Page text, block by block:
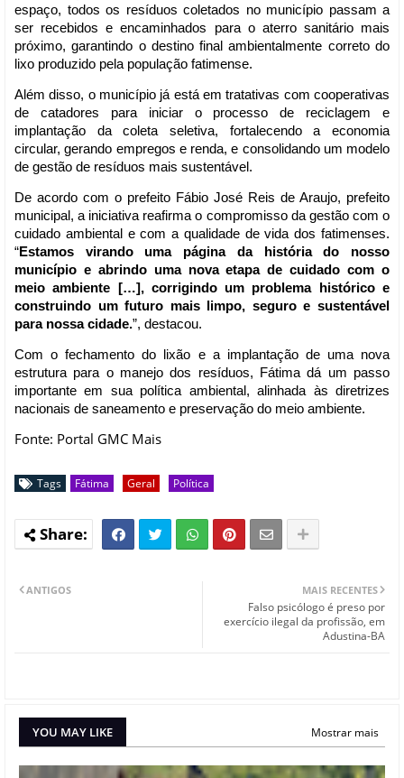
espaço, todos os resíduos coletados no município passam a
ser recebidos e encaminhados para o aterro sanitário mais
próximo, garantindo o destino final ambientalmente correto do
lixo produzido pela população fatimense.
Além disso, o município já está em tratativas com cooperativas
de catadores para iniciar o processo de reciclagem e
implantação da coleta seletiva, fortalecendo a economia
circular, gerando empregos e renda, e consolidando um modelo
de gestão de resíduos mais sustentável.
De acordo com o prefeito Fábio José Reis de Araujo, prefeito
municipal, a iniciativa reafirma o compromisso da gestão com o
cuidado ambiental e com a qualidade de vida dos fatimenses.
“Estamos virando uma página da história do nosso
município e abrindo uma nova etapa de cuidado com o
meio ambiente […], corrigindo um problema histórico e
construindo um futuro mais limpo, seguro e sustentável
para nossa cidade.”, destacou.
Com o fechamento do lixão e a implantação de uma nova
estrutura para o manejo dos resíduos, Fátima dá um passo
importante em sua política ambiental, alinhada às diretrizes
nacionais de saneamento e preservação do meio ambiente.
Fonte: Portal GMC Mais
Tags Fátima Geral Política
MAIS RECENTES
Falso psicólogo é preso por
exercício ilegal da profissão, em
Adustina-BA
ANTIGOS
YOU MAY LIKE Mostrar mais